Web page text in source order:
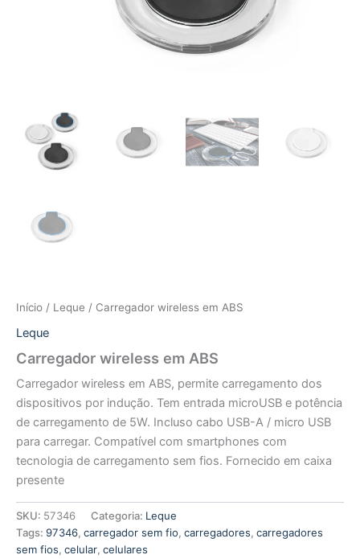
Início / Leque / Carregador wireless em ABS
Leque
Carregador wireless em ABS
Carregador wireless em ABS, permite carregamento dos
dispositivos por indução. Tem entrada microUSB e potência
de carregamento de 5W. Incluso cabo USB-A / micro USB
para carregar. Compatível com smartphones com
tecnologia de carregamento sem fios. Fornecido em caixa
presente
SKU: 57346 Categoria: Leque
Tags: 97346, carregador sem fio, carregadores, carregadores
sem fios, celular, celulares